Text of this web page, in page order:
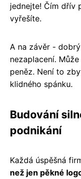
jednejte! Čím dřív
vyřešíte.
A na závěr -
nezaplacení.
peněz. Není to
klidného spánku.
Budování
podnikání
Každá úspěšná
než jen pěkné